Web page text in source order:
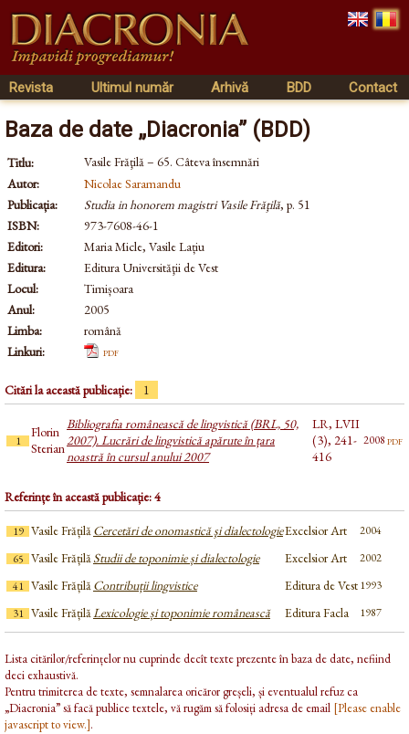
Revista Ultimul număr Arhivă BDD Contact
Baza de date „Diacronia” (BDD)
Titlu:
Vasile Frăţilă – 65. Câteva însemnări
Autor:
Nicolae Saramandu
Publicația:
Studia in honorem magistri Vasile Frăţilă, p. 51
ISBN:
973-7608-46-1
Editori:
Maria Micle, Vasile Lațiu
Editura:
Editura Universităţii de Vest
Locul:
Timișoara
Anul:
2005
Limba:
română
Linkuri:
pdf
Citări la această publicație: 1
1
Florin
Sterian
Bibliografia românească de lingvistică (BRL, 50,
2007). Lucrări de lingvistică apărute în țara
noastră în cursul anului 2007
LR, LVII
(3), 241-
416
2008pdf
Referințe în această publicație: 4
19 Vasile FrățilăCercetări de onomastică şi dialectologieExcelsior Art
2004
65 Vasile FrățilăStudii de toponimie și dialectologie Excelsior Art
2002
41 Vasile FrățilăContribuții lingvistice Editura de Vest1993
31 Vasile FrățilăLexicologie și toponimie românească Editura Facla 1987
Lista citărilor/referințelor nu cuprinde decît texte prezente în baza de date, nefiind
deci exhaustivă.
Pentru trimiterea de texte, semnalarea oricăror greșeli, și eventualul refuz ca
„Diacronia” să facă publice textele, vă rugăm să folosiți adresa de email [Please enable
javascript to view.].